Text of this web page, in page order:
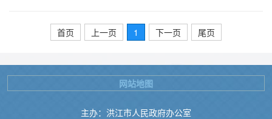
首页 上一页 1 下一页 尾页
主办：洪江市人民政府办公室
网站地图